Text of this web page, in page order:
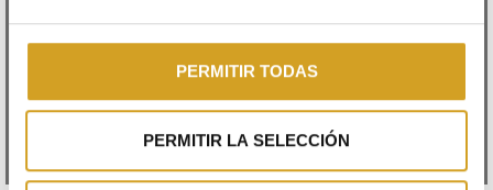
PERMITIR TODAS
PERMITIR LA SELECCIÓN
¿Y si en el contrato no pone nada?
En principio, el arrendadorno tendría derecho a recuperar